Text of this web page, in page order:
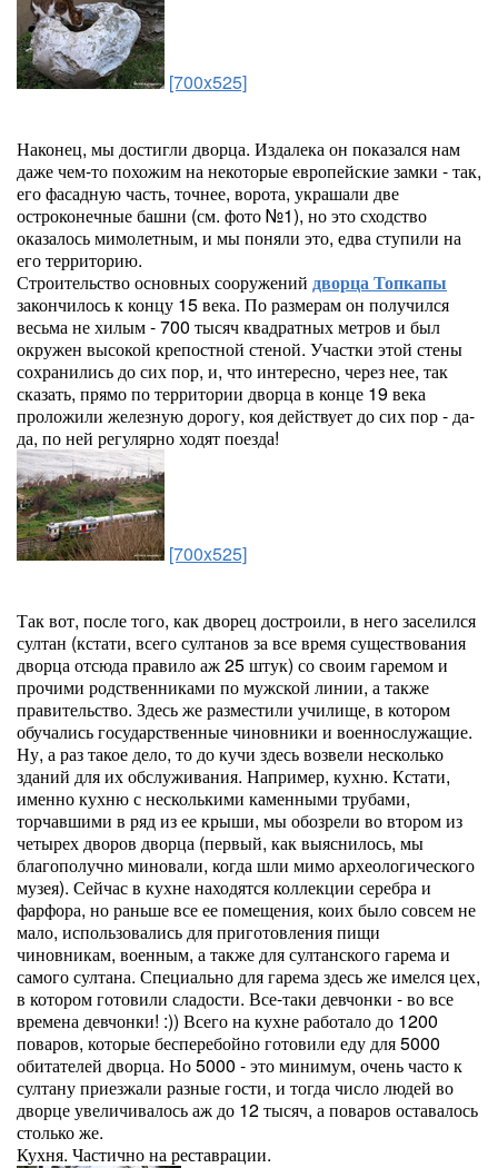
[700x525]
Наконец, мы достигли дворца. Издалека он показался нам
даже чем-то похожим на некоторые европейские замки - так,
его фасадную часть, точнее, ворота, украшали две
остроконечные башни (см. фото №1), но это сходство
оказалось мимолетным, и мы поняли это, едва ступили на
его территорию.
Строительство основных сооружений дворца Топкапы
закончилось к концу 15 века. По размерам он получился
весьма не хилым - 700 тысяч квадратных метров и был
окружен высокой крепостной стеной. Участки этой стены
сохранились до сих пор, и, что интересно, через нее, так
сказать, прямо по территории дворца в конце 19 века
проложили железную дорогу, коя действует до сих пор - да-
да, по ней регулярно ходят поезда!
[700x525]
Так вот, после того, как дворец достроили, в него заселился
султан (кстати, всего султанов за все время существования
дворца отсюда правило аж 25 штук) со своим гаремом и
прочими родственниками по мужской линии, а также
правительство. Здесь же разместили училище, в котором
обучались государственные чиновники и военнослужащие.
Ну, а раз такое дело, то до кучи здесь возвели несколько
зданий для их обслуживания. Например, кухню. Кстати,
именно кухню с несколькими каменными трубами,
торчавшими в ряд из ее крыши, мы обозрели во втором из
четырех дворов дворца (первый, как выяснилось, мы
благополучно миновали, когда шли мимо археологического
музея). Сейчас в кухне находятся коллекции серебра и
фарфора, но раньше все ее помещения, коих было совсем не
мало, использовались для приготовления пищи
чиновникам, военным, а также для султанского гарема и
самого султана. Специально для гарема здесь же имелся цех,
в котором готовили сладости. Все-таки девчонки - во все
времена девчонки! :)) Всего на кухне работало до 1200
поваров, которые бесперебойно готовили еду для 5000
обитателей дворца. Но 5000 - это минимум, очень часто к
султану приезжали разные гости, и тогда число людей во
дворце увеличивалось аж до 12 тысяч, а поваров оставалось
столько же.
Кухня. Частично на реставрации.